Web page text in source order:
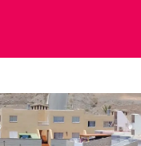
Italie